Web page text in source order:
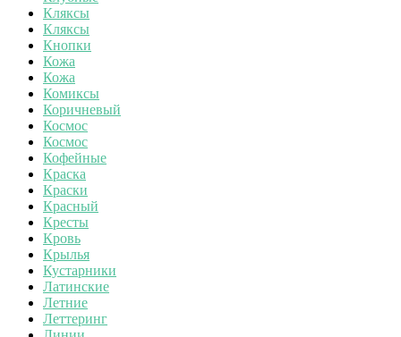
Кляксы
Кляксы
Кнопки
Кожа
Кожа
Комиксы
Коричневый
Космос
Космос
Кофейные
Краска
Краски
Красный
Кресты
Кровь
Крылья
Кустарники
Латинские
Летние
Леттеринг